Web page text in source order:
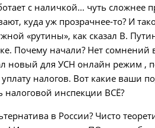
с наличкой… чуть сложнее
куда уж прозрачнее-то? И
«рутины», как сказал В.
Почему начали? Нет сомнений
новый для УСН онлайн режим ,
налогов. Вот какие ваши
инспекции ВСЁ?
в России? Чисто